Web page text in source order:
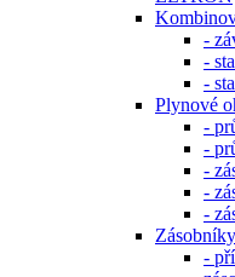
-
-
-
Plynové
-
-
-
-
-
-